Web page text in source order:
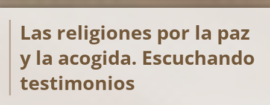
Las religiones por la paz
y la acogida. Escuchando
testimonios